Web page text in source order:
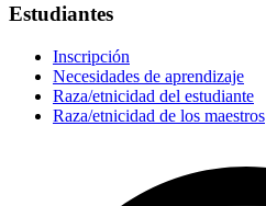
Estudiantes
Inscripción
Necesidades de aprendizaje
Raza/etnicidad del estudiante
Raza/etnicidad de los maestros